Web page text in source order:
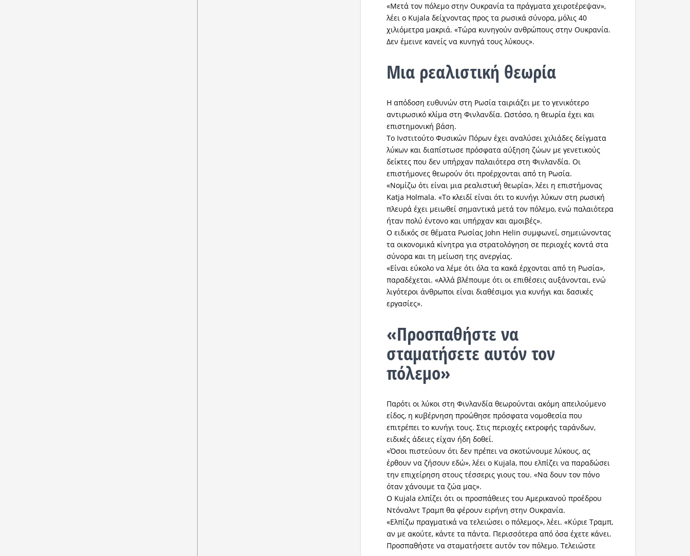
«Μετά τον πόλεμο στην Ουκρανία τα πράγματα χειροτέρεψαν»,
λέει ο Kujala δείχνοντας προς τα ρωσικά σύνορα, μόλις 40
χιλιόμετρα μακριά. «Τώρα κυνηγούν ανθρώπους στην Ουκρανία.
Δεν έμεινε κανείς να κυνηγά τους λύκους».
Μια ρεαλιστική θεωρία
Η απόδοση ευθυνών στη Ρωσία ταιριάζει με το γενικότερο
αντιρωσικό κλίμα στη Φινλανδία. Ωστόσο, η θεωρία έχει και
επιστημονική βάση.
Το Ινστιτούτο Φυσικών Πόρων έχει αναλύσει χιλιάδες δείγματα
λύκων και διαπίστωσε πρόσφατα αύξηση ζώων με γενετικούς
δείκτες που δεν υπήρχαν παλαιότερα στη Φινλανδία. Οι
επιστήμονες θεωρούν ότι προέρχονται από τη Ρωσία.
«Νομίζω ότι είναι μια ρεαλιστική θεωρία», λέει η επιστήμονας
Katja Holmala. «Το κλειδί είναι ότι το κυνήγι λύκων στη ρωσική
πλευρά έχει μειωθεί σημαντικά μετά τον πόλεμο, ενώ παλαιότερα
ήταν πολύ έντονο και υπήρχαν και αμοιβές».
Ο ειδικός σε θέματα Ρωσίας John Helin συμφωνεί, σημειώνοντας
τα οικονομικά κίνητρα για στρατολόγηση σε περιοχές κοντά στα
σύνορα και τη μείωση της ανεργίας.
«Είναι εύκολο να λέμε ότι όλα τα κακά έρχονται από τη Ρωσία»,
παραδέχεται. «Αλλά βλέπουμε ότι οι επιθέσεις αυξάνονται, ενώ
λιγότεροι άνθρωποι είναι διαθέσιμοι για κυνήγι και δασικές
εργασίες».
«Προσπαθήστε να
σταματήσετε αυτόν τον
πόλεμο»
Παρότι οι λύκοι στη Φινλανδία θεωρούνται ακόμη απειλούμενο
είδος, η κυβέρνηση προώθησε πρόσφατα νομοθεσία που
επιτρέπει το κυνήγι τους. Στις περιοχές εκτροφής ταράνδων,
ειδικές άδειες είχαν ήδη δοθεί.
«Όσοι πιστεύουν ότι δεν πρέπει να σκοτώνουμε λύκους, ας
έρθουν να ζήσουν εδώ», λέει ο Kujala, που ελπίζει να παραδώσει
την επιχείρηση στους τέσσερις γιους του. «Να δουν τον πόνο
όταν χάνουμε τα ζώα μας».
Ο Kujala ελπίζει ότι οι προσπάθειες του Αμερικανού προέδρου
Ντόναλντ Τραμπ θα φέρουν ειρήνη στην Ουκρανία.
«Ελπίζω πραγματικά να τελειώσει ο πόλεμος», λέει. «Κύριε Τραμπ,
αν με ακούτε, κάντε τα πάντα. Περισσότερα από όσα έχετε κάνει.
Προσπαθήστε να σταματήσετε αυτόν τον πόλεμο. Τελειώστε